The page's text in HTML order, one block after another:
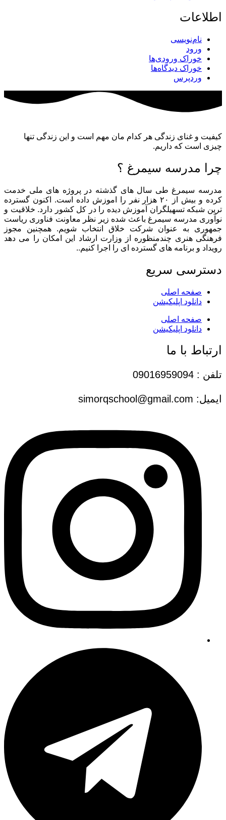
اطلاعات
نام‌نویسی
ورود
خوراک ورودی‌ها
خوراک دیدگاه‌ها
وردپرس
کیفیت و غنای زندگی هر کدام مان مهم است و این زندگی تنها
چیزی است که داریم.
چرا مدرسه سیمرغ ؟
مدرسه سیمرغ طی سال های گذشته در پروژه های ملی خدمت
کرده و بیش از ۲۰ هزار نفر را اموزش داده است. اکنون گسترده
ترین شبکه تسهیلگران آموزش دیده را در کل کشور دارد. خلاقیت و
نوآوری مدرسه سیمرغ باعث شده زیر نظر معاونت فناوری ریاست
جمهوری به عنوان شرکت خلاق انتخاب شویم. همچنین مجوز
فرهنگی هنری چندمنظوره از وزارت ارشاد این امکان را می دهد
رویداد و برنامه های گسترده ای را اجرا کنیم..
دسترسی سریع
صفحه اصلی
دانلود اپلیکیشن
صفحه اصلی
دانلود اپلیکیشن
ارتباط با ما
تلفن : 09016959094
ایمیل: simorqschool@gmail.com